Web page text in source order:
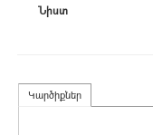
Նիստ
Կարծիքներ